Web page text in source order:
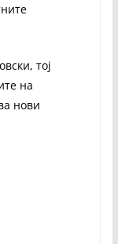
тој
на
нови